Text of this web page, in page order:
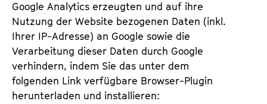
Google Analytics erzeugten und auf ihre
Nutzung der Website bezogenen Daten (inkl.
Ihrer IP-Adresse) an Google sowie die
Verarbeitung dieser Daten durch Google
verhindern, indem Sie das unter dem
folgenden Link verfügbare Browser-Plugin
herunterladen und installieren: